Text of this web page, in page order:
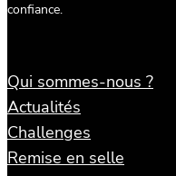
confiance.
Qui sommes-nous ?
Actualités
Challenges
Remise en selle